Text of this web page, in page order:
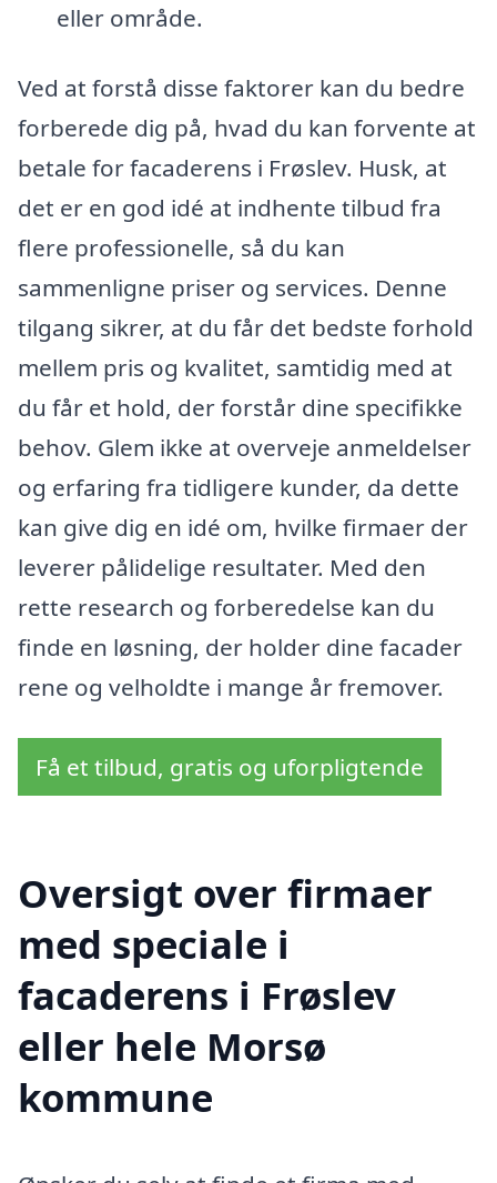
eller område.
Ved at forstå disse faktorer kan du bedre
forberede dig på, hvad du kan forvente at
betale for facaderens i Frøslev. Husk, at
det er en god idé at indhente tilbud fra
flere professionelle, så du kan
sammenligne priser og services. Denne
tilgang sikrer, at du får det bedste forhold
mellem pris og kvalitet, samtidig med at
du får et hold, der forstår dine specifikke
behov. Glem ikke at overveje anmeldelser
og erfaring fra tidligere kunder, da dette
kan give dig en idé om, hvilke firmaer der
leverer pålidelige resultater. Med den
rette research og forberedelse kan du
finde en løsning, der holder dine facader
rene og velholdte i mange år fremover.
Få et tilbud, gratis og uforpligtende
Oversigt over firmaer
med speciale i
facaderens i Frøslev
eller hele Morsø
kommune